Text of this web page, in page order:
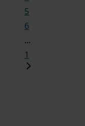
5
6
...
1